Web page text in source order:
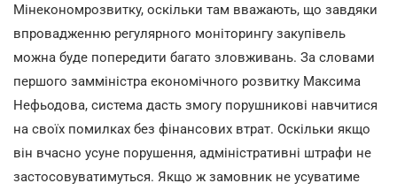
Мінекономрозвитку, оскільки там вважають, що завдяки
впровадженню регулярного моніторингу закупівель
можна буде попередити багато зловживань. За словами
першого замміністра економічного розвитку Максима
Нефьодова, система дасть змогу порушникові навчитися
на своїх помилках без фінансових втрат. Оскільки якщо
він вчасно усуне порушення, адміністративні штрафи не
застосовуватимуться. Якщо ж замовник не усуватиме